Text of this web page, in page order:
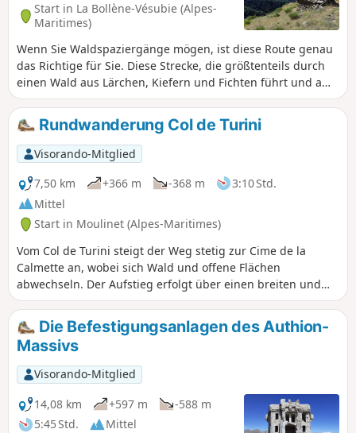
Start in La Bollène-Vésubie (Alpes-
Maritimes)
Wenn Sie Waldspaziergänge mögen, ist diese Route genau
das Richtige für Sie. Diese Strecke, die größtenteils durch
einen Wald aus Lärchen, Kiefern und Fichten führt und am
legendären Col de Turini beginnt, bringt Sie über den
Kamm der Calmette und anschließend über die Baisse de
Patronel zu den Granges de Suorcas. Der Rückweg erfolgt
über die Piste de Tardei.
Rundwanderung Col de Turini
Visorando-Mitglied
7,50 km
+366 m -368 m
3:10 Std.
Mittel
Start in Moulinet (Alpes-Maritimes)
Vom Col de Turini steigt der Weg stetig zur Cime de la
Calmette an, wobei sich Wald und offene Flächen
abwechseln. Der Aufstieg erfolgt über einen breiten und
sicheren Weg bis zum Gipfel, der einen schönen Blick auf
das Tal bietet. Die Überquerung zur Baisse de Patronel
erfolgt auf einem angenehmen Weg. Der Rückweg auf dem
Balkon wird an einigen Stellen schwieriger, mit einigen
schmalen Passagen, die Vorsicht erfordern. Eine
abwechslungsreiche, helle und panoramareiche Strecke,
ideal für Wanderer, die an bergiges Gelände gewöhnt sind.
Dauer: ca. 4 Stunden.
Die Befestigungsanlagen des Authion-
Massivs
Visorando-Mitglied
14,08 km
+597 m
-588 m
5:45 Std.
Mittel